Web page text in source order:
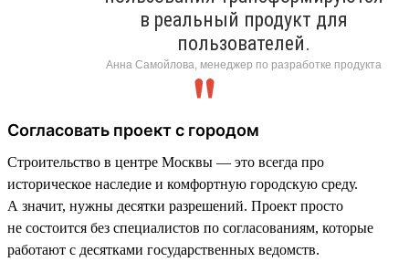
в реальный продукт для
пользователей.
Анна Самойлова, менеджер по разработке продукта
Согласовать проект с городом
Строительство в центре Москвы — это всегда про
историческое наследие и комфортную городскую среду.
А значит, нужны десятки разрешений. Проект просто
не состоится без специалистов по согласованиям, которые
работают с десятками государственных ведомств.